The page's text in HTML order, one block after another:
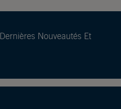
Nouveautés Et